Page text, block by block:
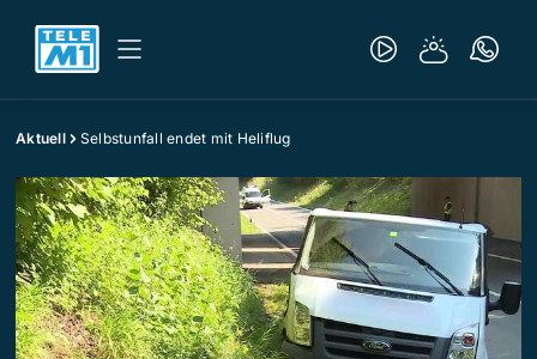
Aktuell Selbstunfall endet mit Heliflug